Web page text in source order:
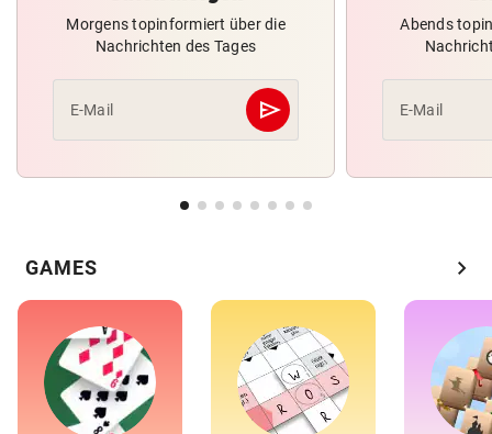
Morgens topinformiert über die
Nachrichten des Tages
E-Mail send
Abschicken
Abends
E-Mail
GAMES chevron_right